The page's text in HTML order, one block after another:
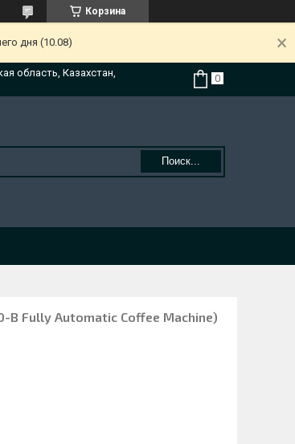
Корзина
дня (10.08)
область, Казахстан,
Поиск...
B Fully Automatic Coffee Machine)